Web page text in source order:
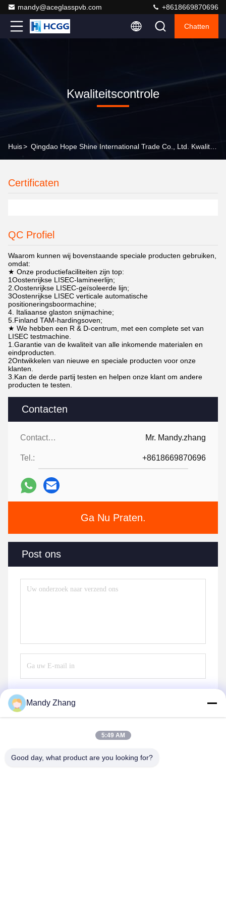
mandy@aceglasspvb.com +8618669870696
Chatten
Kwaliteitscontrole
Huis>
Contacten
Contacten: Mr. Mandy.zhang
Tel.: +8618669870696
Ga Nu Praten.
Post ons
Certificaten
QC Profiel
Waarom kunnen wij bovenstaande speciale producten gebruiken,
omdat:
★ Onze productiefaciliteiten zijn top:
1Oostenrijkse LISEC-lamineerlijn;
2.Oostenrijkse LISEC-geïsoleerde lijn;
3Oostenrijkse LISEC verticale automatische
positioneringsboormachine;
4. Italiaanse glaston snijmachine;
5.Finland TAM-hardingsoven;
★ We hebben een R & D-centrum, met een complete set van
LISEC testmachine.
1.Garantie van de kwaliteit van alle inkomende materialen en
eindproducten.
2Ontwikkelen van nieuwe en speciale producten voor onze
klanten.
3.Kan de derde partij testen en helpen onze klant om andere
producten te testen.
Mandy Zhang
5:49 AM
Good day, what product are you looking for?